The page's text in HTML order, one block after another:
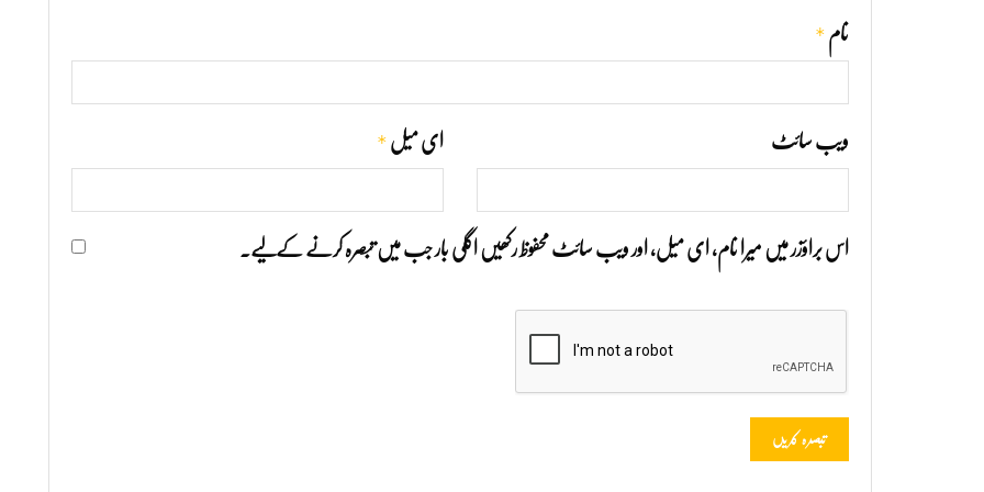
نام *
ای میل * ویب‌ سائٹ
اس براؤزر میں میرا نام، ای میل، اور ویب سائٹ محفوظ رکھیں اگلی بار جب میں تبصرہ کرنے کےلیے۔